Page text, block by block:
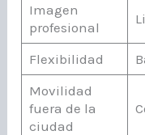
Imagen
profesional
Flexibilidad
Movilidad
fuera de la
ciudad